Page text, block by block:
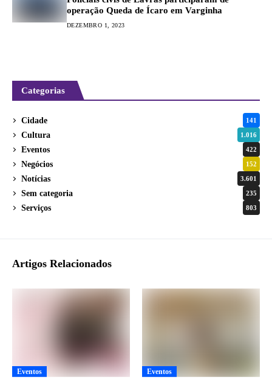
operação Queda de Ícaro em Varginha
DEZEMBRO 1, 2023
Categorias
Cidade 141
Cultura 1.016
Eventos 422
Negócios 152
Notícias 3.601
Sem categoria 235
Serviços 803
Artigos Relacionados
Eventos Eventos